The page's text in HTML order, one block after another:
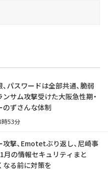
パスワードは全部共通、脆弱
ム攻撃受けた大阪急性期・
のずさんな体制
53分
撃、Emotetぶり返し、尼崎事
の情報セキュリティまと
る前に対策を